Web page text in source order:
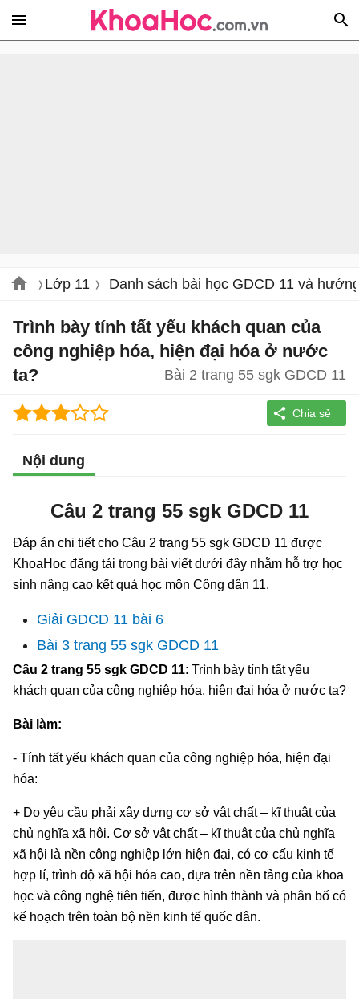
Lớp 11 Danh sách bài học GDCD 11 và
Trình bày tính tất yếu khách quan của
công nghiệp hóa, hiện đại hóa ở nước
ta?
Bài 2 trang 55 sgk GDCD 11
Nội dung
Câu 2 trang 55 sgk GDCD 11
Đáp án chi tiết cho Câu 2 trang 55 sgk GDCD 11 được
KhoaHoc đăng tải trong bài viết dưới đây nhằm hỗ trợ học
sinh nâng cao kết quả học môn Công dân 11.
Giải GDCD 11 bài 6
Bài 3 trang 55 sgk GDCD 11
Câu 2 trang 55 sgk GDCD 11: Trình bày tính tất yếu
khách quan của công nghiệp hóa, hiện đại hóa ở nước ta?
Bài làm:
- Tính tất yếu khách quan của công nghiệp hóa, hiện đại
hóa:
+ Do yêu cầu phải xây dựng cơ sở vật chất – kĩ thuật của
chủ nghĩa xã hội. Cơ sở vật chất – kĩ thuật của chủ nghĩa
xã hội là nền công nghiệp lớn hiện đại, có cơ cấu kinh tế
hợp lí, trình độ xã hội hóa cao, dựa trên nền tảng của khoa
học và công nghệ tiên tiến, được hình thành và phân bố có
kế hoạch trên toàn bộ nền kinh tế quốc dân.